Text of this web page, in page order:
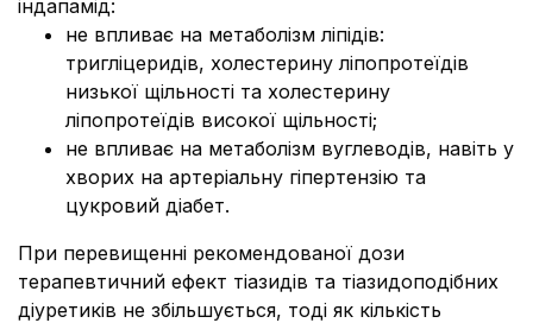
індапамід:
не впливає на метаболізм ліпідів:
тригліцеридів, холестерину ліпопротеїдів
низької щільності та холестерину
ліпопротеїдів високої щільності;
не впливає на метаболізм вуглеводів, навіть у
хворих на артеріальну гіпертензію та
цукровий діабет.
При перевищенні рекомендованої дози
терапевтичний ефект тіазидів та тіазидоподібних
діуретиків не збільшується, тоді як кількість